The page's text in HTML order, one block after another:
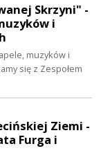
Skrzyni" -
i
muzyków i
się z Zespołem
Ziemi -
Furga i